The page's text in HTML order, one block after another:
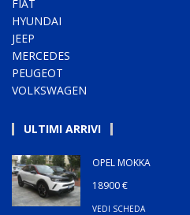
FIAT
HYUNDAI
JEEP
MERCEDES
PEUGEOT
VOLKSWAGEN
ULTIMI ARRIVI
OPEL MOKKA
18900 €
VEDI SCHEDA